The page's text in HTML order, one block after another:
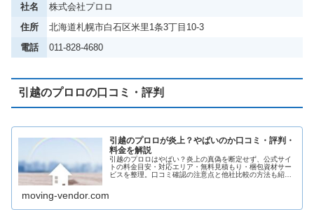
社名
株式会社プロロ
住所
北海道札幌市白石区米里1条3丁目10-3
電話
011-828-4680
引越のプロロの口コミ・評判
引越のプロロが炎上？やばいのか口コミ・評判・
料金を解説
引越のプロロはやばい？炎上の真偽を断定せず、公式サイ
トの料金目安・対応エリア・無料見積もり・梱包資材サー
ビスを整理。口コミ確認の注意点と他社比較の方法も紹介
moving-vendor.com